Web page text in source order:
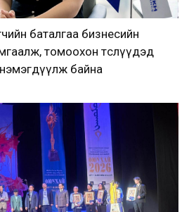
баталгаа бизнесийн
томоохон төслүүдэд
байна